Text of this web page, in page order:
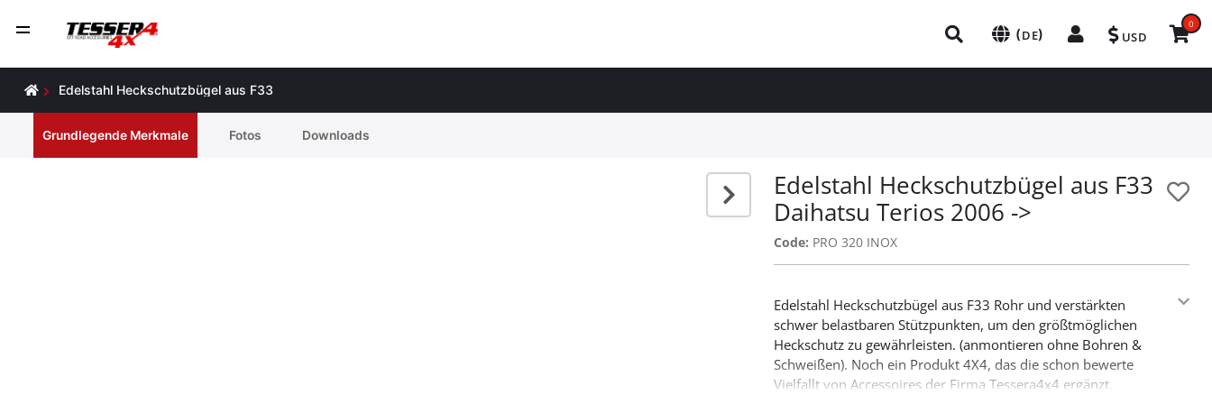
(DE) USD
0
Edelstahl Heckschutzbügel aus F33
Grundlegende Merkmale Fotos Downloads
Edelstahl Heckschutzbügel aus F33
Daihatsu Terios 2006 ->
Code: PRO 320 INOX
Edelstahl Heckschutzbügel aus F33 Rohr und verstärkten
schwer belastbaren Stützpunkten, um den größtmöglichen
Heckschutz zu gewährleisten. (anmontieren ohne Bohren &
Schweißen). Noch ein Produkt 4X4, das die schon bewerte
Vielfallt von Accessoires der Firma Tessera4x4 ergänzt.